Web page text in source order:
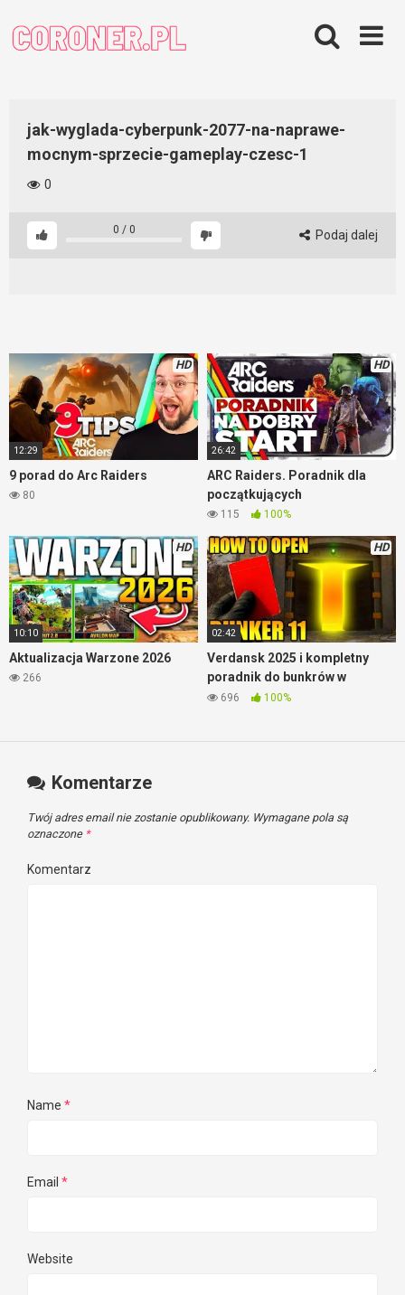
content
jak-wyglada-cyberpunk-2077-na-naprawe-
mocnym-sprzecie-gameplay-czesc-1
0
0 / 0 Podaj dalej
HD
12:29
9 porad do Arc Raiders
80
HD
26:42
ARC Raiders. Poradnik dla
początkujących
115 100%
HD
10:10
Aktualizacja Warzone 2026
266
HD
02:42
Verdansk 2025 i kompletny
poradnik do bunkrów w
Warzone
696 100%
Komentarze
Twój adres email nie zostanie opublikowany. Wymagane pola są
oznaczone *
Komentarz
Name *
Email *
Website